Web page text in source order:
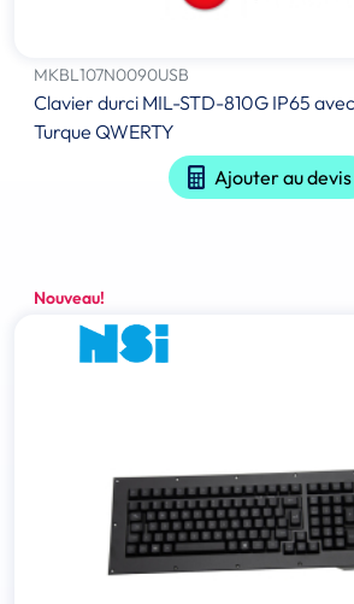
MKBL107N0090USB
Clavier durci MIL-STD-810G IP65
Turque QWERTY
Ajouter au devis
Nouveau!